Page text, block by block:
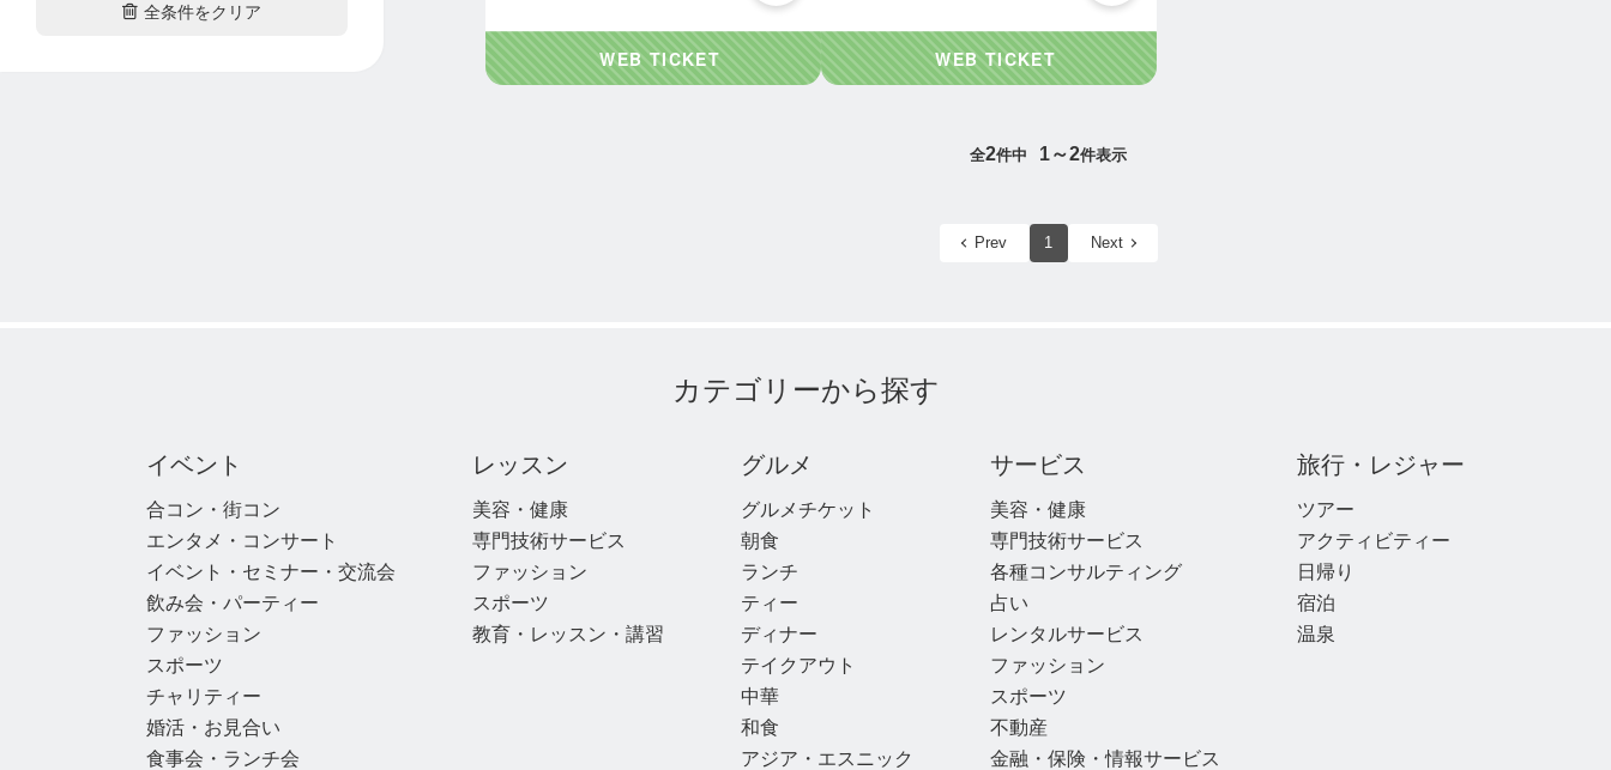
全2件中 1～2件表示
Prev 1 Next
 全条件をクリア
カテゴリーから探す
イベント
合コン・街コン
エンタメ・コンサート
イベント・セミナー・交流会
飲み会・パーティー
ファッション
スポーツ
チャリティー
婚活・お見合い
食事会・ランチ会
レッスン
美容・健康
専門技術サービス
ファッション
スポーツ
教育・レッスン・講習
グルメ
グルメチケット
朝食
ランチ
ティー
ディナー
テイクアウト
中華
和食
アジア・エスニック
サービス
美容・健康
専門技術サービス
各種コンサルティング
占い
レンタルサービス
ファッション
スポーツ
不動産
金融・保険・情報サービス
旅行・レジャー
ツアー
アクティビティー
日帰り
宿泊
温泉